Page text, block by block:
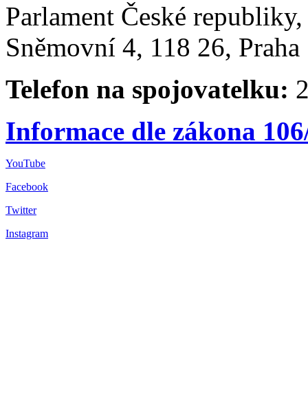
Parlament České
Sněmovní 4, 118 26,
Telefon na spojovatelku:
Informace dle zákona
YouTube
Facebook
Twitter
Instagram